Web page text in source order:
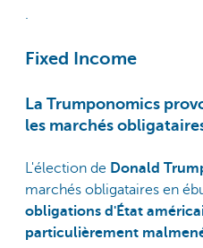
.
Fixed Income
La Trumponomics
les marchés
L'élection de Donald
marchés obligataires en
obligations d'État
particulièrement